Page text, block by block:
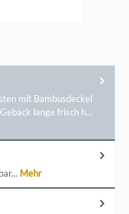
mit Bambusdeckel
lange frisch h…
Mehr